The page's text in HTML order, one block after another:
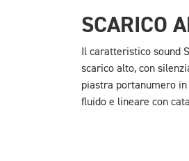
SCARICO
Il caratteristico sound
scarico alto, con
piastra portanumero
fluido e lineare con